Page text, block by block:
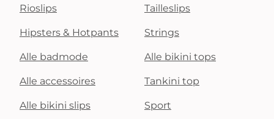
Rioslips Tailleslips
Hipsters & Hotpants Strings
Alle badmode Alle bikini tops
Alle accessoires Tankini top
Alle bikini slips Sport